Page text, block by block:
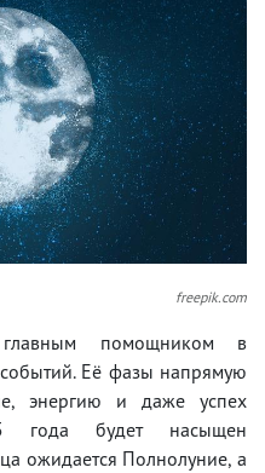
freepik.com
помощником в
Её фазы напрямую
энергию и даже успех
года будет насыщен
ожидается Полнолуние, а